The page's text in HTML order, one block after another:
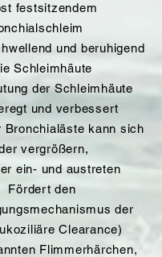
festsitzendem
und beruhigend
Schleimhäute
der Schleimhäute
und verbessert
Bronchialäste kann sich
vergrößern,
ein- und austreten
Fördert den
der
Clearance)
Flimmerhärchen,